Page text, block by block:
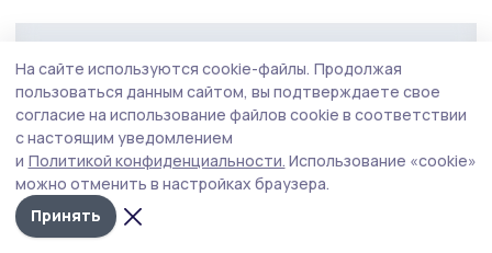
На сайте используются cookie-файлы. Продолжая
пользоваться данным сайтом, вы подтверждаете свое
согласие на использование файлов cookie в соответствии
с настоящим уведомлением
и Политикой конфиденциальности. Использование «cookie»
можно отменить в настройках браузера.
Принять